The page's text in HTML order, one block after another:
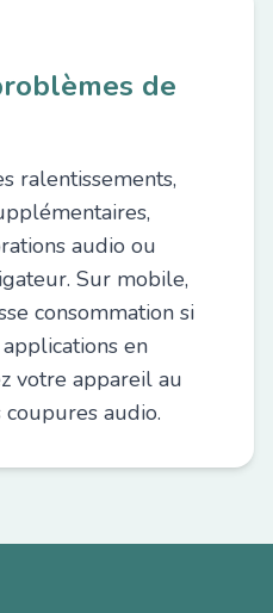
de
ralentissements,
audio ou
Sur mobile,
consommation si
en
votre appareil au
audio.